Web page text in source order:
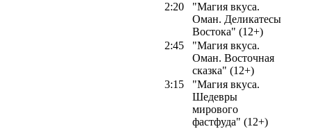
2:20
"Магия вкуса.
Оман. Деликатесы
Востока" (12+)
2:45
"Магия вкуса.
Оман. Восточная
сказка" (12+)
3:15
"Магия вкуса.
Шедевры
мирового
фастфуда" (12+)